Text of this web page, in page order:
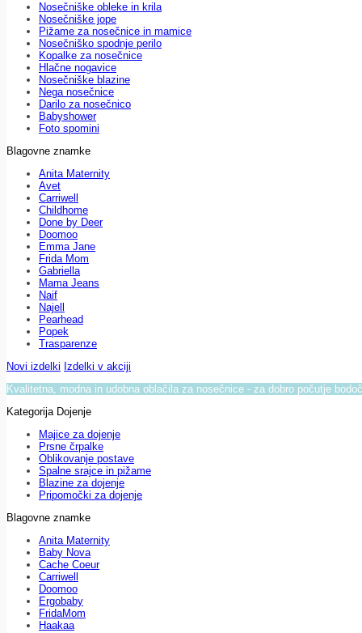
Nosečniške obleke in krila
Nosečniške jope
Pižame za nosečnice in mamice
Nosečniško spodnje perilo
Kopalke za nosečnice
Hlačne nogavice
Nosečniške blazine
Nega nosečnice
Darilo za nosečnico
Babyshower
Foto spomini
Blagovne znamke
Anita Maternity
Avet
Carriwell
Childhome
Done by Deer
Doomoo
Emma Jane
Frida Mom
Gabriella
Mama Jeans
Naif
Najell
Pearhead
Popek
Trasparenze
Novi izdelki Izdelki v akciji
Kvalitetna, modna in udobna oblačila za nosečnice - za dobro počutje
Kategorija Dojenje
Majice za dojenje
Prsne črpalke
Oblikovanje postave
Spalne srajce in pižame
Blazine za dojenje
Pripomočki za dojenje
Blagovne znamke
Anita Maternity
Baby Nova
Cache Coeur
Carriwell
Doomoo
Ergobaby
FridaMom
Haakaa